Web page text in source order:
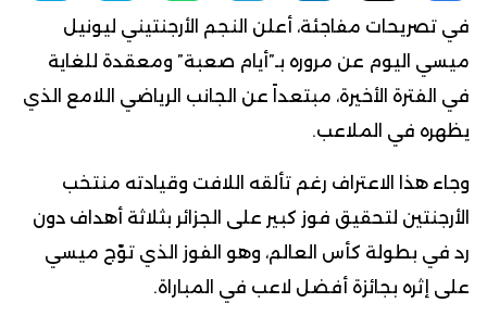
في تصريحات مفاجئة، أعلن النجم الأرجنتيني ليونيل
ميسي اليوم عن مروره بـ”أيام صعبة” ومعقدة للغاية
في الفترة الأخيرة، مبتعداً عن الجانب الرياضي اللامع الذي
يظهره في الملاعب.
وجاء هذا الاعتراف رغم تألقه اللافت وقيادته منتخب
الأرجنتين لتحقيق فوز كبير على الجزائر بثلاثة أهداف دون
رد في بطولة كأس العالم، وهو الفوز الذي توّج ميسي
على إثره بجائزة أفضل لاعب في المباراة.